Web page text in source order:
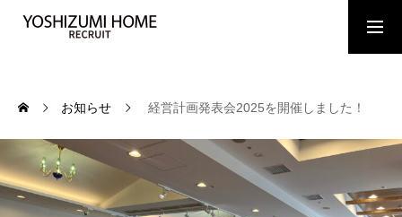
今もなお、成長中
YOSHIZUMIHOME
お知らせ 経営計画発表会2025を開催しました！